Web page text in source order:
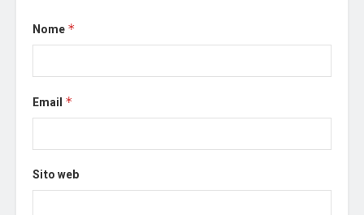
Nome *
Email *
Sito web